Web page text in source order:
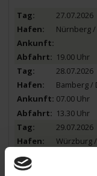
27.07.2026
Nürnberg
19.00 Uhr
28.07.2026
Bamberg /
07.00 Uhr
13.30 Uhr
29.07.2026
Würzburg